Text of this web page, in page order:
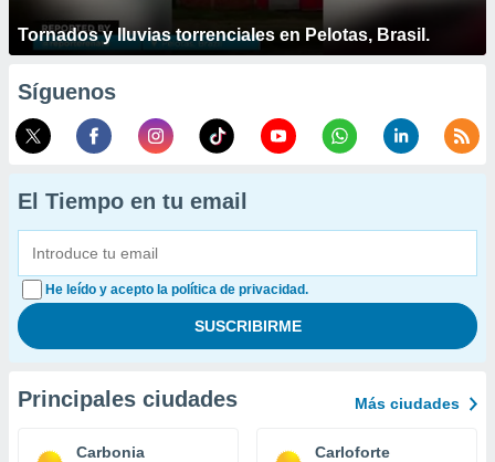
Tornados y lluvias torrenciales en Pelotas, Brasil.
Síguenos
El Tiempo en tu email
He leído y acepto la política de privacidad.
Principales ciudades Más ciudades
Carbonia Carloforte